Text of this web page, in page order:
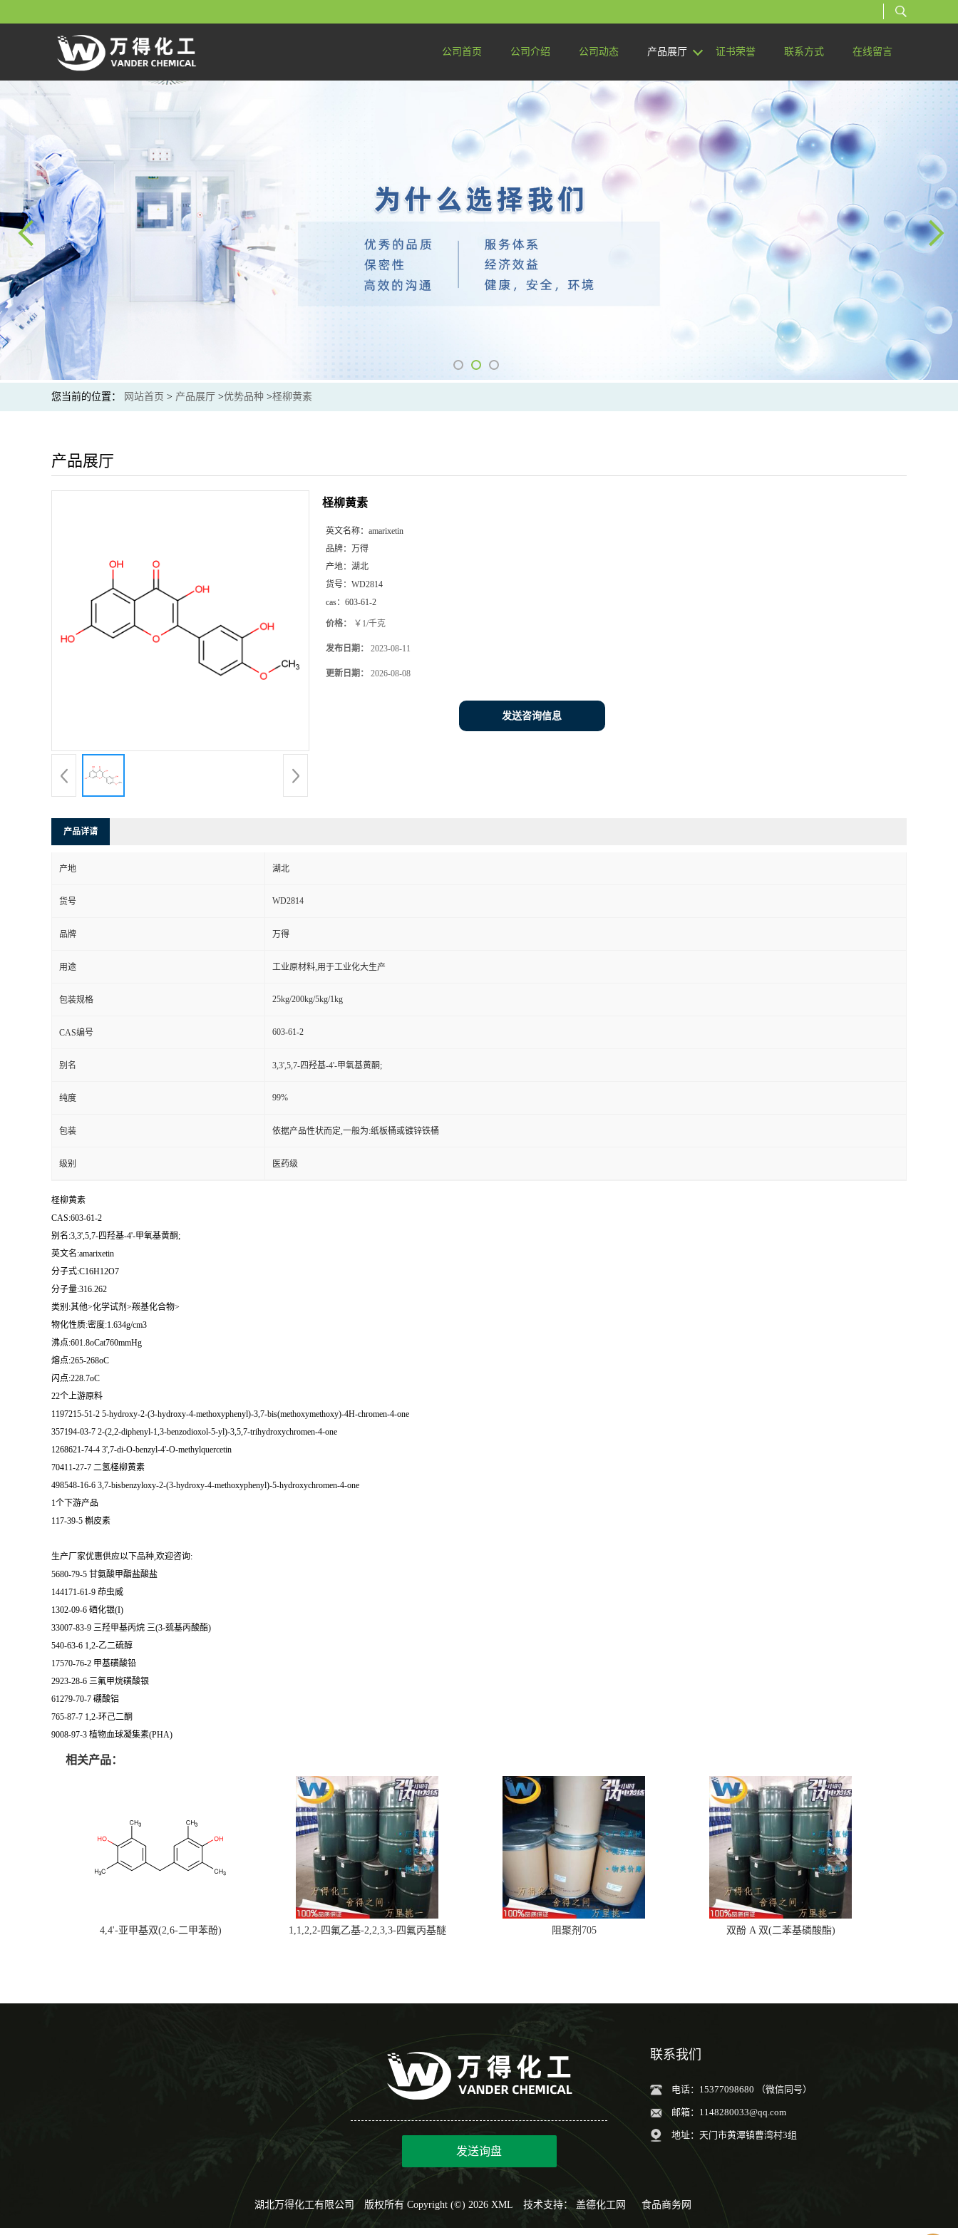
公司首页 公司介绍 公司动态 产品展厅 证书荣誉 联系方式 在线留言
您当前的位置： 网站首页 > 产品展厅 >优势品种 >柽柳黄素
产品展厅
柽柳黄素
英文名称： amarixetin
品牌： 万得
产地： 湖北
货号： WD2814
cas： 603-61-2
价格： ￥1/千克
发布日期： 2023-08-11
更新日期： 2026-08-08
发送咨询信息
产品详请
产地 湖北
货号 WD2814
品牌 万得
用途 工业原材料,用于工业化大生产
包装规格 25kg/200kg/5kg/1kg
CAS编号 603-61-2
别名 3,3',5,7-四羟基-4'-甲氧基黄酮;
纯度 99%
包装 依据产品性状而定,一般为:纸板桶或镀锌铁桶
级别 医药级
柽柳黄素
CAS:603-61-2
别名:3,3',5,7-四羟基-4'-甲氧基黄酮;
英文名:amarixetin
分子式:C16H12O7
分子量:316.262
类别:其他>化学试剂>羰基化合物>
物化性质:密度:1.634g/cm3
沸点:601.8oCat760mmHg
熔点:265-268oC
闪点:228.7oC
22个上游原料
1197215-51-2 5-hydroxy-2-(3-hydroxy-4-methoxyphenyl)-3,7-bis(methoxymethoxy)-4H-chromen-4-one
357194-03-7 2-(2,2-diphenyl-1,3-benzodioxol-5-yl)-3,5,7-trihydroxychromen-4-one
1268621-74-4 3',7-di-O-benzyl-4'-O-methylquercetin
70411-27-7 二氢柽柳黄素
498548-16-6 3,7-bisbenzyloxy-2-(3-hydroxy-4-methoxyphenyl)-5-hydroxychromen-4-one
1个下游产品
117-39-5 槲皮素
生产厂家优惠供应以下品种,欢迎咨询:
5680-79-5 甘氨酸甲酯盐酸盐
144171-61-9 茚虫威
1302-09-6 硒化银(I)
33007-83-9 三羟甲基丙烷 三(3-巯基丙酸酯)
540-63-6 1,2-乙二硫醇
17570-76-2 甲基磺酸铅
2923-28-6 三氟甲烷磺酸银
61279-70-7 硼酸铝
765-87-7 1,2-环己二酮
9008-97-3 植物血球凝集素(PHA)
相关产品：
4,4'-亚甲基双(2,6-二甲苯酚) 1,1,2,2-四氟乙基-2,2,3,3-四氟丙基醚 阻聚剂705 双酚 A 双(二苯基磷酸酯)
发送询盘
联系我们
电话：15377098680 （微信同号）
邮箱： 1148280033@qq.com
地址：天门市黄潭镇曹湾村3组
湖北万得化工有限公司 版权所有 Copyright (©) 2026 XML 技术支持： 盖德化工网 食品商务网